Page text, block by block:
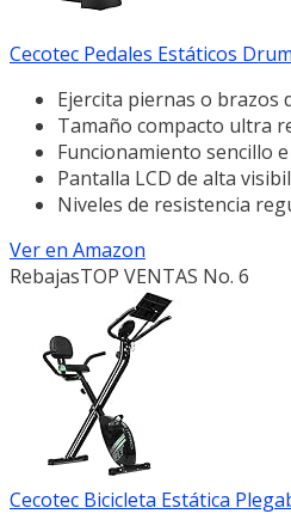
Cecotec Pedales Estáticos
Ejercita piernas o brazos
Tamaño compacto ultra
Funcionamiento sencillo
Pantalla LCD de alta
Niveles de resistencia
Ver en Amazon
RebajasTOP VENTAS No. 6
Cecotec Bicicleta Estática